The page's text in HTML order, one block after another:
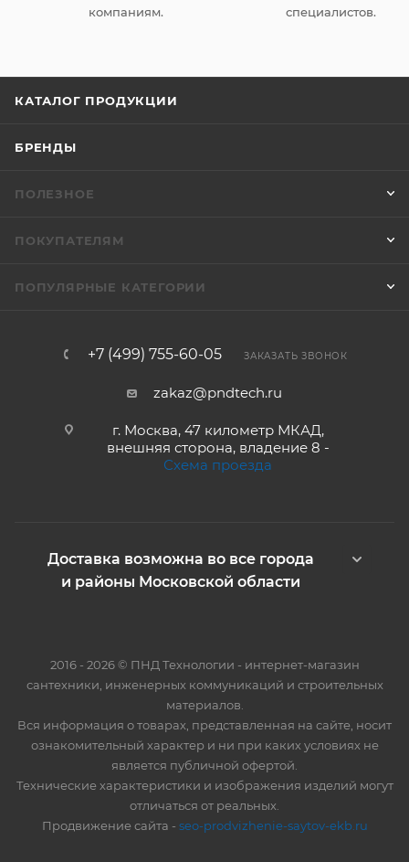
компаниям.
специалистов.
КАТАЛОГ ПРОДУКЦИИ
БРЕНДЫ
ПОЛЕЗНОЕ
ПОКУПАТЕЛЯМ
ПОПУЛЯРНЫЕ КАТЕГОРИИ
+7 (499) 755-60-05 ЗАКАЗАТЬ ЗВОНОК
zakaz@pndtech.ru
г. Москва, 47 километр МКАД,
внешняя сторона, владение 8 -
Схема проезда
Доставка возможна во все города
и районы Московской области
2016 - 2026 © ПНД Технологии - интернет-магазин
сантехники, инженерных коммуникаций и строительных
материалов.
Вся информация о товарах, представленная на сайте, носит
ознакомительный характер и ни при каких условиях не
является публичной офертой.
Технические характеристики и изображения изделий могут
отличаться от реальных.
Продвижение сайта - seo-prodvizhenie-saytov-ekb.ru